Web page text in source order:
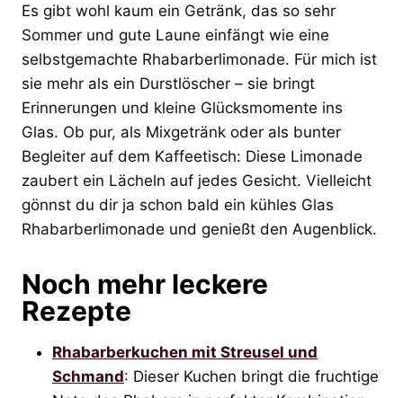
Es gibt wohl kaum ein Getränk, das so sehr
Sommer und gute Laune einfängt wie eine
selbstgemachte Rhabarberlimonade. Für mich ist
sie mehr als ein Durstlöscher – sie bringt
Erinnerungen und kleine Glücksmomente ins
Glas. Ob pur, als Mixgetränk oder als bunter
Begleiter auf dem Kaffeetisch: Diese Limonade
zaubert ein Lächeln auf jedes Gesicht. Vielleicht
gönnst du dir ja schon bald ein kühles Glas
Rhabarberlimonade und genießt den Augenblick.
Noch mehr leckere
Rezepte
Rhabarberkuchen mit Streusel und
Schmand: Dieser Kuchen bringt die fruchtige